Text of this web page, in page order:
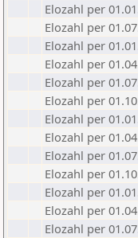
Elozahl per
Elozahl per
Elozahl per
Elozahl per
Elozahl per
Elozahl per
Elozahl per
Elozahl per
Elozahl per
Elozahl per
Elozahl per
Elozahl per
Elozahl per